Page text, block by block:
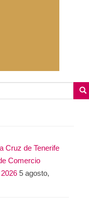
Cruz de Tenerife
Comercio
5 agosto,